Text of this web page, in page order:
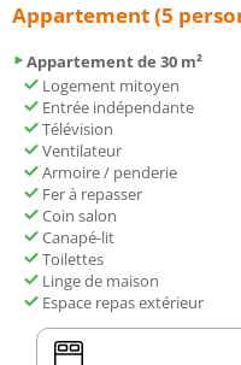
Vous séjournerez à
: Église Saint-Étienne de
proche (Aéroport de Biarritz-
Appartement (5
Appartement de 30 m²
Logement mitoyen
Entrée indépendante
Télévision
Ventilateur
Armoire / penderie
Fer à repasser
Coin salon
Canapé-lit
Toilettes
Linge de maison
Espace repas extérieur